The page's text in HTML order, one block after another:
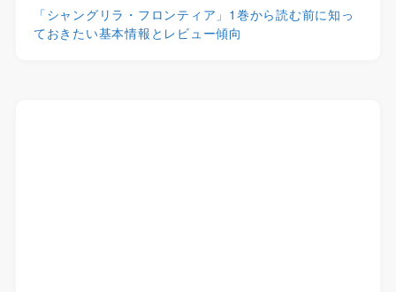
「シャングリラ・フロンティア」1巻から読む前に知っ
ておきたい基本情報とレビュー傾向